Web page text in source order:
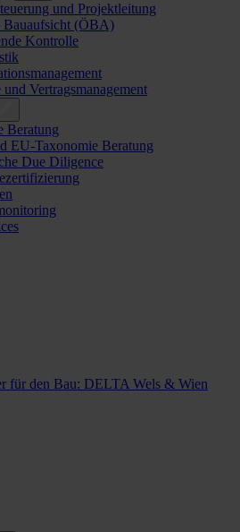
und Projektleitung
Bauaufsicht (ÖBA)
Kontrolle
und Vertragsmanagement
Beratung
EU-Taxonomie Beratung
Due Diligence
für den Bau: DELTA Wels & Wien